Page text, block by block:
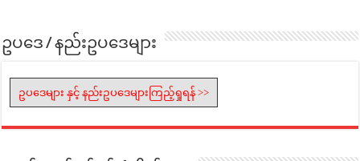
ဥပဒေ / နည်းဥပဒေများ
ဥပဒေများ နှင့် နည်းဥပဒေများကြည့်ရှုရန် >>